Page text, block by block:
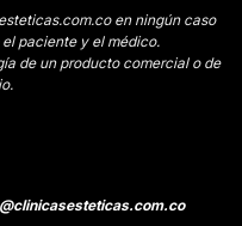
en ningún caso
paciente y el médico.
de un producto comercial o de